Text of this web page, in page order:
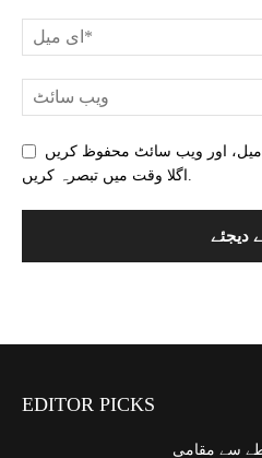
میل، اور ویب سائٹ محفوظ کریں
اگلا وقت میں تبصرہ کریں.
EDITOR PICKS
سے مقامی